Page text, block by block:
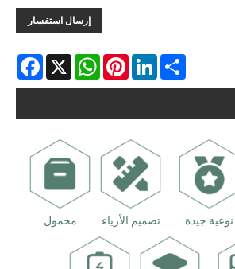
إرسال استفسار
X
WhatsAppPinterestLinkedIn Share
نوعية جيدة تصميم الأزياء محمول